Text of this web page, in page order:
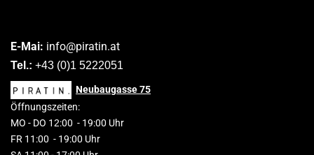
E-Mai: info@piratin.at
Tel.: +43 (0)1 5222051
Neubaugasse75
Öffnungszeiten:
MO - DO 1 2:00 - 19:00 Uhr
FR 11:00 - 19:00 Uhr